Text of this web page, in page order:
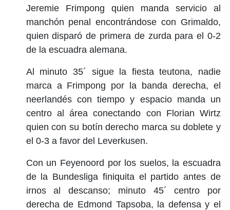
Jeremie Frimpong quien manda servicio al
manchón penal encontrándose con Grimaldo,
quien disparó de primera de zurda para el 0-2
de la escuadra alemana.
Al minuto 35´ sigue la fiesta teutona, nadie
marca a Frimpong por la banda derecha, el
neerlandés con tiempo y espacio manda un
centro al área conectando con Florian Wirtz
quien con su botín derecho marca su doblete y
el 0-3 a favor del Leverkusen.
Con un Feyenoord por los suelos, la escuadra
de la Bundesliga finiquita el partido antes de
irnos al descanso; minuto 45´ centro por
derecha de Edmond Tapsoba, la defensa y el